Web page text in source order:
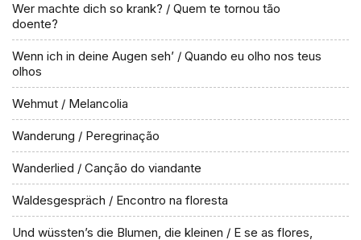
Wer machte dich so krank? / Quem te tornou tão
doente?
Wenn ich in deine Augen seh’ / Quando eu olho nos teus
olhos
Wehmut / Melancolia
Wanderung / Peregrinação
Wanderlied / Canção do viandante
Waldesgespräch / Encontro na floresta
Und wüssten’s die Blumen, die kleinen / E se as flores,